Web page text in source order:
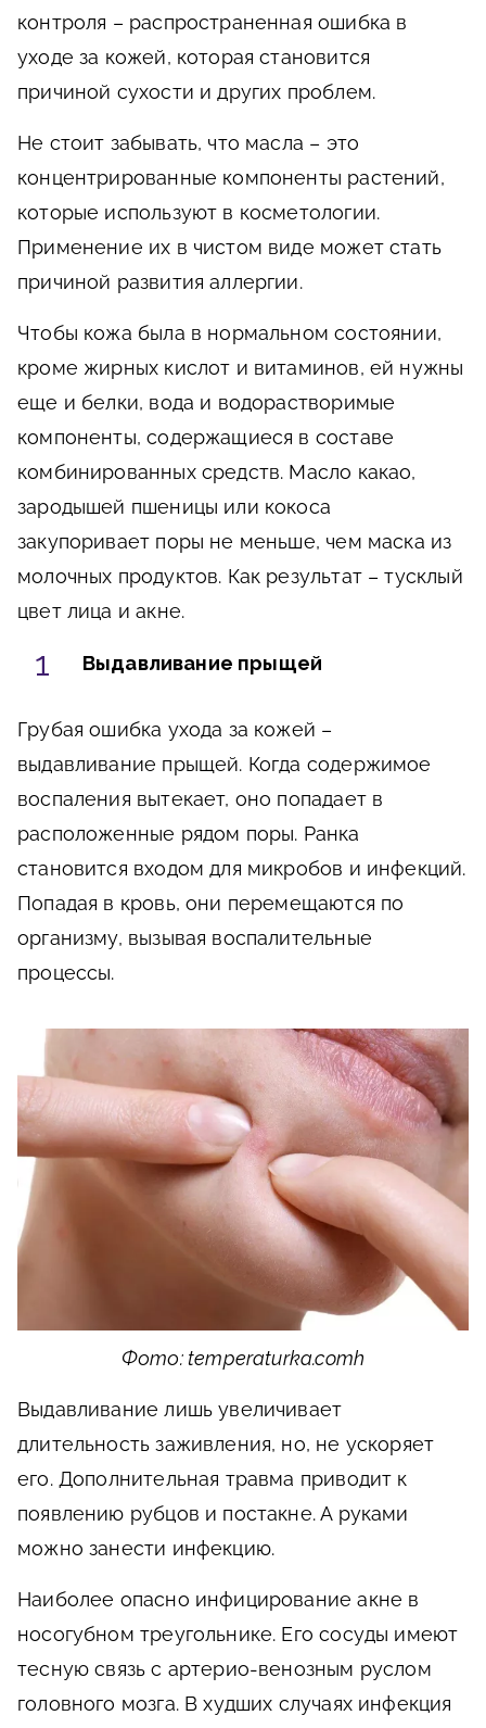
контроля – распространенная ошибка в
уходе за кожей, которая становится
причиной сухости и других проблем.
Не стоит забывать, что масла – это
концентрированные компоненты растений,
которые используют в косметологии.
Применение их в чистом виде может стать
причиной развития аллергии.
Чтобы кожа была в нормальном состоянии,
кроме жирных кислот и витаминов, ей нужны
еще и белки, вода и водорастворимые
компоненты, содержащиеся в составе
комбинированных средств. Масло какао,
зародышей пшеницы или кокоса
закупоривает поры не меньше, чем маска из
молочных продуктов. Как результат – тусклый
цвет лица и акне.
Выдавливание прыщей
Грубая ошибка ухода за кожей –
выдавливание прыщей. Когда содержимое
воспаления вытекает, оно попадает в
расположенные рядом поры. Ранка
становится входом для микробов и инфекций.
Попадая в кровь, они перемещаются по
организму, вызывая воспалительные
процессы.
Фото: temperaturka.comh
Выдавливание лишь увеличивает
длительность заживления, но, не ускоряет
его. Дополнительная травма приводит к
появлению рубцов и постакне. А руками
можно занести инфекцию.
Наиболее опасно инфицирование акне в
носогубном треугольнике. Его сосуды имеют
тесную связь с артерио-венозным руслом
головного мозга. В худших случаях инфекция